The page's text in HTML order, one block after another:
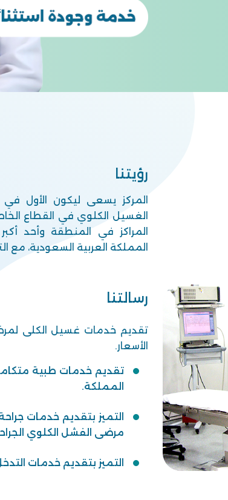
رؤيتنا
المركز يسعى ليكون الأول
الغسيل الكلوي في القطاع
المراكز في المنطقة وأحد
المملكة العربية السعودية، مع
رسالتنا
تقديم خدمات غسيل الكلى
الأسعار.
تقديم خدمات طبية
المملكة.
التميز بتقديم خدمات
مرضى الفشل الكلوي
التميز بتقديم خدمات